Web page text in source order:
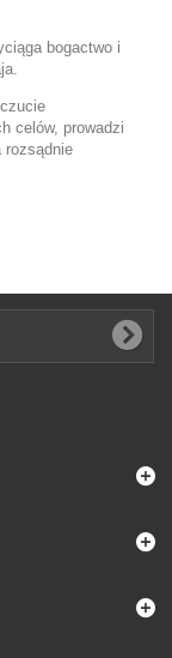
bogactwo i
celów, prowadzi
rozsądnie